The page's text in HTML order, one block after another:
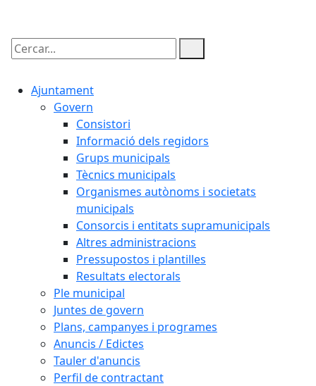
Cercar:
Ajuntament
Govern
Consistori
Informació dels regidors
Grups municipals
Tècnics municipals
Organismes autònoms i societats
municipals
Consorcis i entitats supramunicipals
Altres administracions
Pressupostos i plantilles
Resultats electorals
Ple municipal
Juntes de govern
Plans, campanyes i programes
Anuncis / Edictes
Tauler d'anuncis
Perfil de contractant